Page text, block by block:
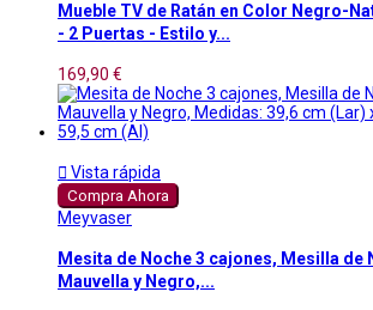
Mueble TV de Ratán en Color Negro-
- 2 Puertas - Estilo y...
169,90 €
 Vista rápida
Compra Ahora
Meyvaser
Mesita de Noche 3 cajones, Mesilla de
Mauvella y Negro,...